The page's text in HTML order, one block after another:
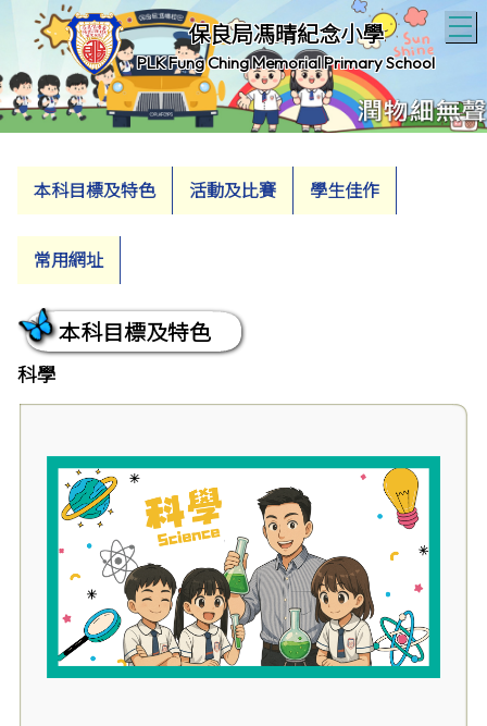
保良局馮晴紀念小學
PLK Fung Ching Memorial Primary School
本科目標及特色 活動及比賽 學生佳作
常用網址
本科目標及特色
科學